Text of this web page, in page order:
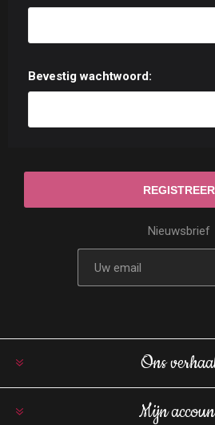
Bevestig wachtwoord:
Nieuwsbrief
Ons
Mijn